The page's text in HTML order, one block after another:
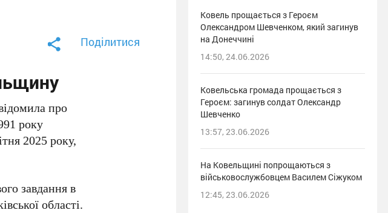
Поділитися
про
року
2025 року,
завдання в
області.
Ковель прощається з Героєм
Олександром Шевченком, який загинув
на Донеччині
14:50, 24.06.2026
Ковельська громада прощається з
Героєм: загинув солдат Олександр
Шевченко
13:57, 23.06.2026
На Ковельщині попрощаються з
військовослужбовцем Василем Сіжуком
12:45, 23.06.2026